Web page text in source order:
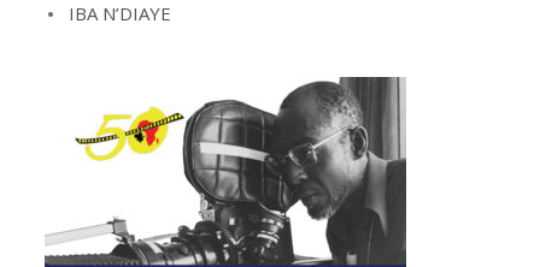
IBA N’DIAYE